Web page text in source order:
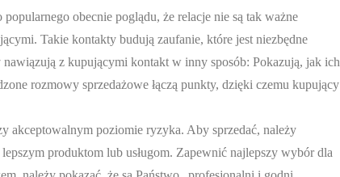
obecnie poglądu, że relacje nie są tak ważne
Takie kontakty budują zaufanie, które jest niezbędne
z kupującymi kontakt w inny sposób: Pokazują, jak ich
rozmowy sprzedażowe łączą punkty, dzięki czemu kupujący
akceptowalnym poziomie ryzyka. Aby sprzedać, należy
produktom lub usługom. Zapewnić najlepszy wybór dla